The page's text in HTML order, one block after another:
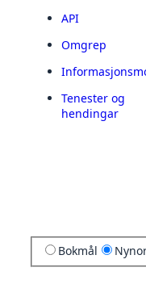
API
Omgrep
Tenester og
hendingar
Bokmål